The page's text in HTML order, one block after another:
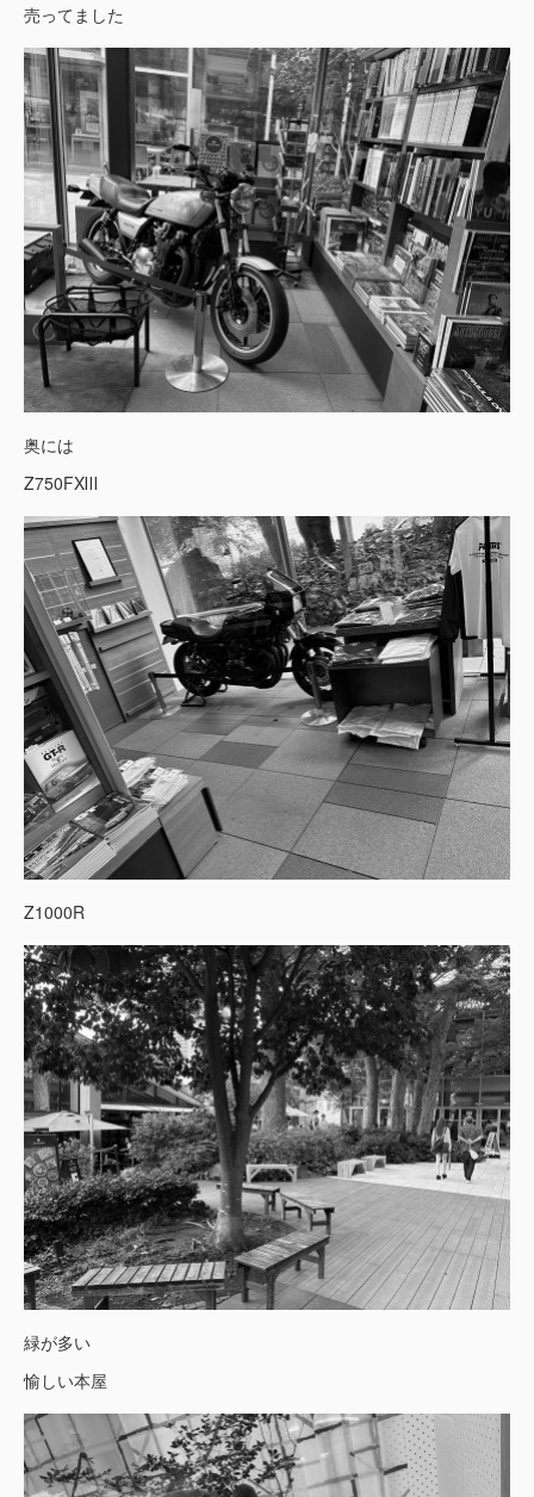
売ってました
奥には
Z750FXⅢ
Z1000R
緑が多い
愉しい本屋